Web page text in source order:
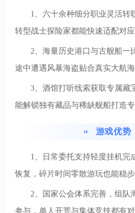
1、六十余种细分职业灵活转
转型战士探险家都能快速适配对应
2、海量历史港口与古舰船一
途中遭遇风暴海盗贴合真实大航海
3、酒馆打听线索获取专属藏
能解锁独有藏品与稀缺舰船打造专
游戏优势
1、日常委托支持轻度挂机完
恢复，碎片时间零散游玩也能稳步
2、国家公会体系完善，组队
参与，单人开荒与集体竞技都有对